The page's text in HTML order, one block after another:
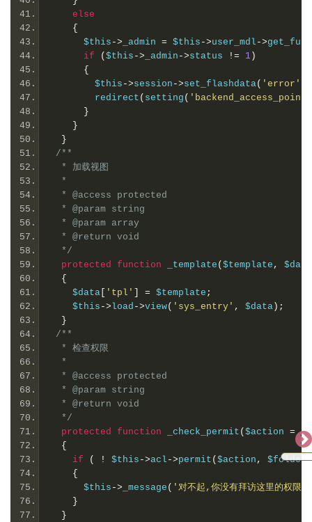
else
{
      $this
-> _admin = $this ->user_mdl ->
if
($this -> _admin ->status != 1)
{
        $this
->session ->set_flashdata( 'error'
        redirect
( setting ( 'backend_access_point'
}
}
}
/**
  * 加载视图
  *
  * @access protected
  * @param string
  * @param array
  * @return void
  */
protected
function _template ($template ,
{
    $data
[ 'tpl' ] = $template ;
    $this
->load ->view( 'sys_entry' , $data);
}
/**
  * 检查权限
  *
  * @access protected
  * @param string
  * @return void
  */
protected
function _check_permit ($action = ''
{
if
( ! $this ->acl ->permit ($action , $folder
{
      $this
-> _message ( '对不起,你没有拜访这里的权限!'
}
}